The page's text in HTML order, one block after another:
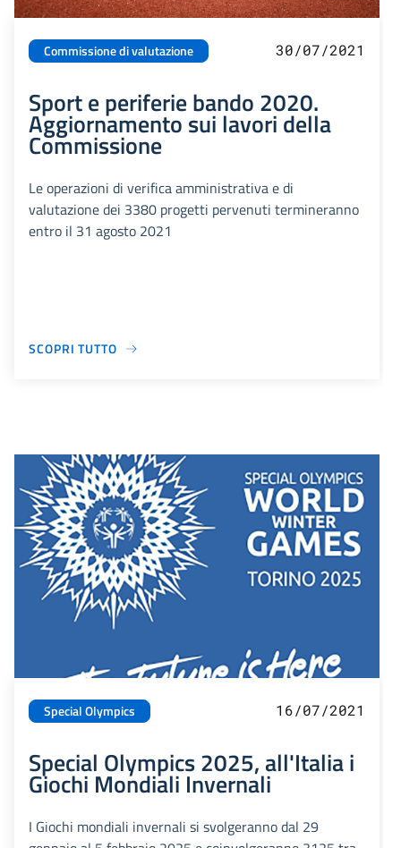
Commissione di valutazione 30/07/2021
Sport e periferie bando 2020.
Aggiornamento sui lavori della
Commissione
Le operazioni di verifica amministrativa e di
valutazione dei 3380 progetti pervenuti termineranno
entro il 31 agosto 2021
SCOPRI TUTTO
Special Olympics 16/07/2021
Special Olympics 2025, all'Italia i
Giochi Mondiali Invernali
I Giochi mondiali invernali si svolgeranno dal 29